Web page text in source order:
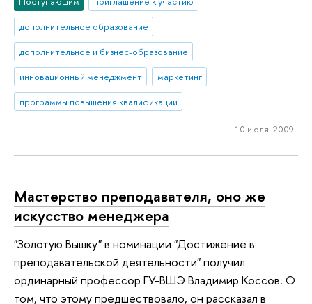
дополнительное образование
дополнительное и бизнес-образование
инновационный менеджмент
маркетинг
программы повышения квалификации
10 июля 2009
Мастерство преподавателя, оно же
искусство менеджера
"Золотую Вышку" в номинации "Достижение в
преподавательской деятельности" получил
ординарный профессор ГУ-ВШЭ Владимир Коссов. О
том, что этому предшествовало, он рассказал в